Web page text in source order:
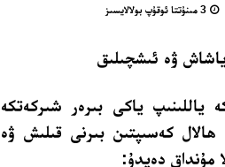
3 مىنۇتتا ئوقۇپ بولالايسىز
ياشاش ۋە ئىشچىلىق
ياكى بىرەر شىركەتكە
كەسىپتىن بىرنى قىلىش ۋە
مۇنداق دەيدۇ: